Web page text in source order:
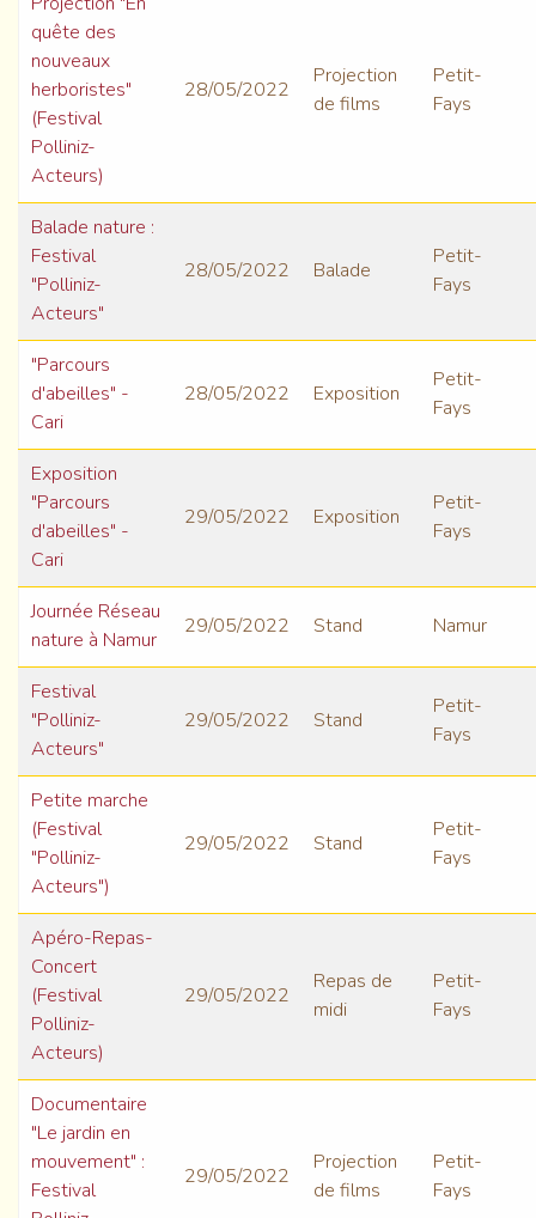
quête des
nouveaux
herboristes"
(Festival
Polliniz-
Acteurs)
28/05/2022
Projection
de films
Petit-
Fays
Balade nature :
Festival
"Polliniz-
Acteurs"
28/05/2022 Balade
Petit-
Fays
"Parcours
d'abeilles" -
Cari
28/05/2022 Exposition
Petit-
Fays
Exposition
"Parcours
d'abeilles" -
Cari
29/05/2022 Exposition
Petit-
Fays
Journée Réseau
nature à Namur
29/05/2022 Stand Namur
Festival
"Polliniz-
Acteurs"
29/05/2022 Stand
Petit-
Fays
Petite marche
(Festival
"Polliniz-
Acteurs")
29/05/2022 Stand
Petit-
Fays
Apéro-Repas-
Concert
(Festival
Polliniz-
Acteurs)
29/05/2022
Repas de
midi
Petit-
Fays
Documentaire
"Le jardin en
mouvement" :
Festival
29/05/2022
Projection
de films
Petit-
Fays